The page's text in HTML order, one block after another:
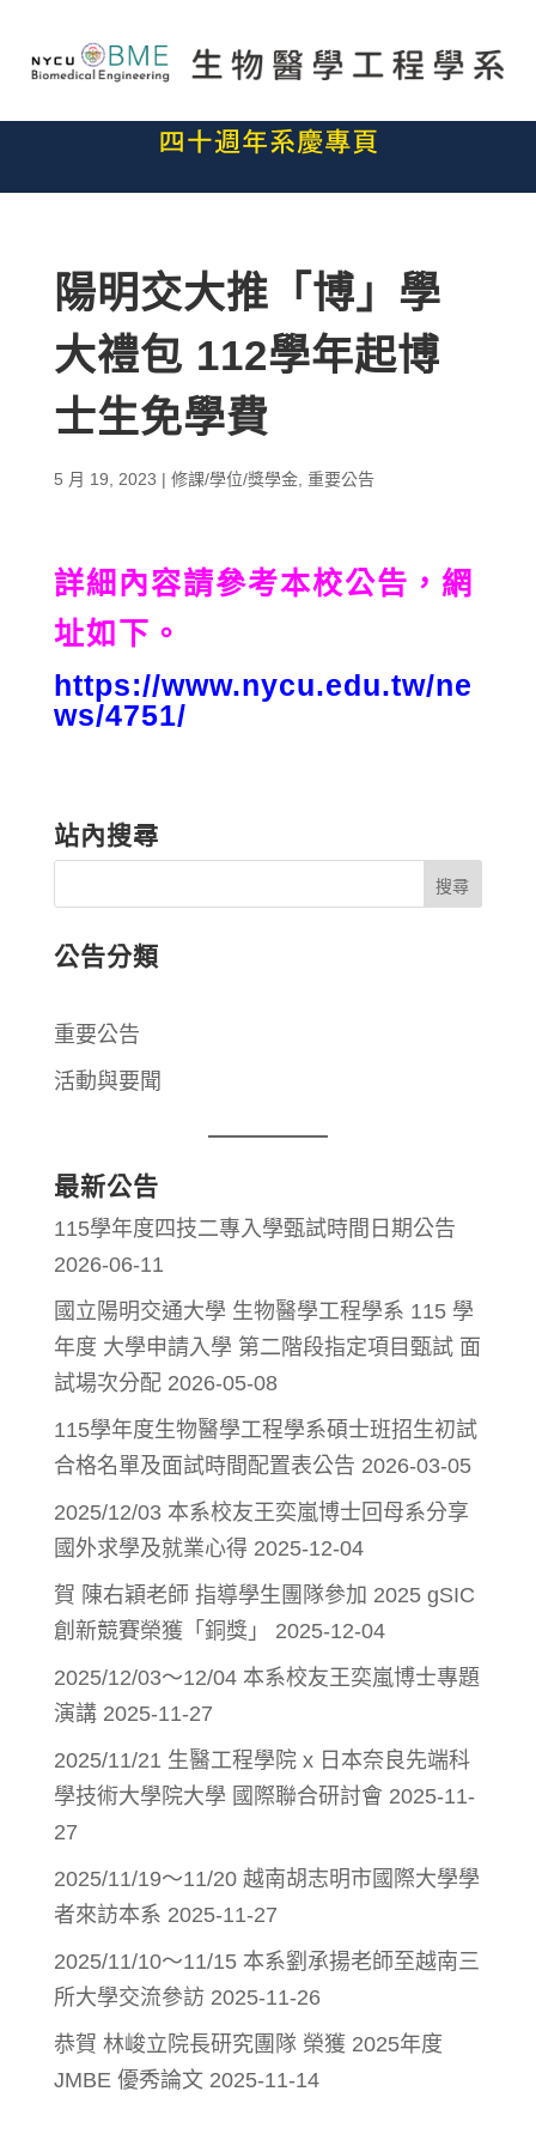
陽明交大推「博」學
大禮包 112學年起博
士生免學費
5 月 19, 2023 | 修課/學位/獎學金, 重要公告
詳細內容請參考本校公告，網
址如下。
https://www.nycu.edu.tw/ne
ws/4751/
站內搜尋
公告分類
重要公告
活動與要聞
最新公告
115學年度四技二專入學甄試時間日期公告
2026-06-11
國立陽明交通大學 生物醫學工程學系 115 學
年度 大學申請入學 第二階段指定項目甄試 面
試場次分配 2026-05-08
115學年度生物醫學工程學系碩士班招生初試
合格名單及面試時間配置表公告 2026-03-05
2025/12/03 本系校友王奕嵐博士回母系分享
國外求學及就業心得 2025-12-04
賀 陳右穎老師 指導學生團隊參加 2025 gSIC
創新競賽榮獲「銅獎」
2025-12-04
2025/12/03～12/04 本系校友王奕嵐博士專題
演講 2025-11-27
2025/11/21 生醫工程學院 x 日本奈良先端科
學技術大學院大學 國際聯合研討會 2025-11-
27
2025/11/19～11/20 越南胡志明市國際大學學
者來訪本系 2025-11-27
2025/11/10～11/15 本系劉承揚老師至越南三
所大學交流參訪 2025-11-26
恭賀 林峻立院長研究團隊 榮獲 2025年度
JMBE 優秀論文 2025-11-14